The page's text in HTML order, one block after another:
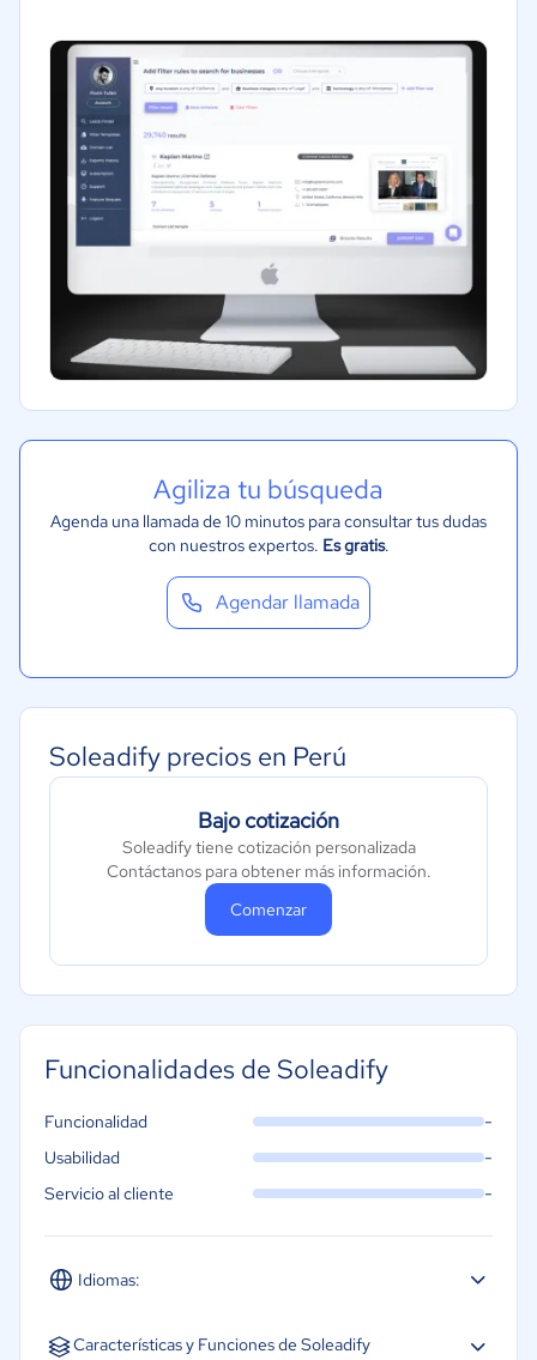
Telecomunicaciones
Financiera
Manufactura
Automotriz
Agiliza tu búsqueda
Agenda una llamada de 10 minutos para consultar tus dudas
con nuestros expertos. Es gratis.
Agendar llamada
Soleadify precios en Perú
Bajo cotización
Soleadify tiene cotización personalizada
Contáctanos para obtener más información.
Comenzar
Funcionalidades de Soleadify
Idiomas:
Inglés
Funcionalidad -
Usabilidad -
Servicio al cliente -
Características y Funciones de Soleadify